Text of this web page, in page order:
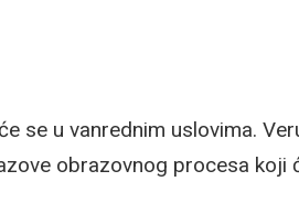
se u vanrednim uslovima.
obrazovnog procesa koji